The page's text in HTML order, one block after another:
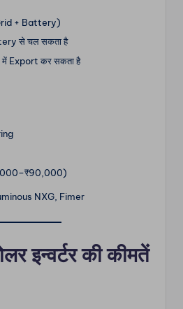
+ Battery)
से चल सकता है
Export कर सकता है
NXG, Fimer
इन्वर्टर की कीमतें